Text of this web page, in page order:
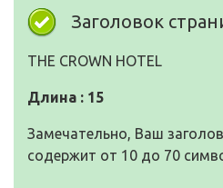
Заголовок
THE CROWN HOTEL
Длина : 15
Замечательно, Ваш
содержит от 10 до 70